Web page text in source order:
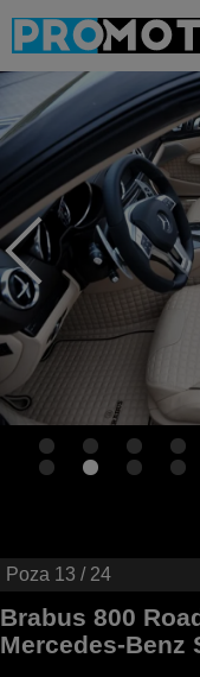
Poza 13 / 24
Brabus 800
Mercedes-Benz